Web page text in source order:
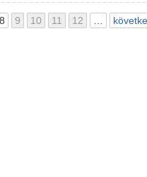
8 9 10 11 12 …